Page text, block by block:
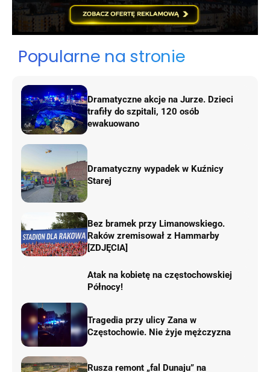
Popularne na stronie
Dramatyczne akcje na Jurze. Dzieci
trafiły do szpitali, 120 osób
ewakuowano
Dramatyczny wypadek w Kuźnicy
Starej
Bez bramek przy Limanowskiego.
Raków zremisował z Hammarby
[ZDJĘCIA]
Atak na kobietę na częstochowskiej
Północy!
Tragedia przy ulicy Zana w
Częstochowie. Nie żyje mężczyzna
Rusza remont „fal Dunaju” na